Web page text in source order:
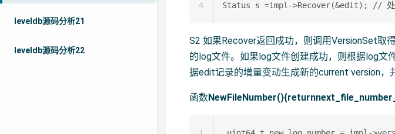
leveldb源码分析21
leveldb源码分析22
4
S2 如果Recover返回成功，则调用VersionSet
的log文件。如果log文件创建成功，则根据log文
据edit记录的增量变动生成新的current version，
函数